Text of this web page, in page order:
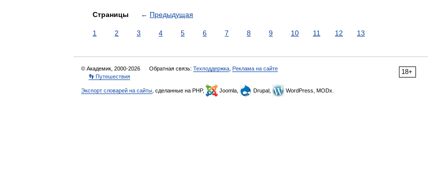
Страницы ← Предыдущая
1 2 3 4 5 6 7 8 9 10 11 12 13
18+
© Академик, 2000-2026 Обратная связь: Техподдержка Реклама на сайте
👣 Путешествия
Экспорт словарей на сайты , сделанные на PHP, Joomla, Drupal, WordPress, MODx.